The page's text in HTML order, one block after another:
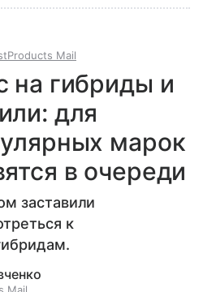
Mail
на гибриды и
для
марок
в очереди
заставили
к